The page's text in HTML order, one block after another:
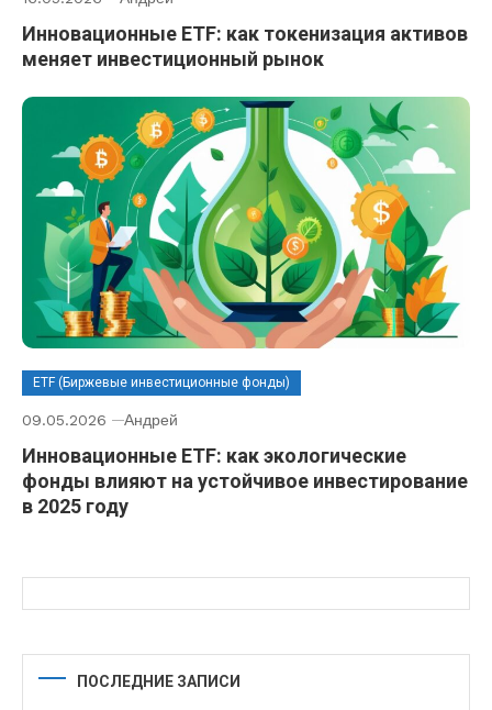
Инновационные ETF: как токенизация активов
меняет инвестиционный рынок
ETF (Биржевые инвестиционные фонды)
09.05.2026 Андрей
Инновационные ETF: как экологические
фонды влияют на устойчивое инвестирование
в 2025 году
ПОСЛЕДНИЕ ЗАПИСИ